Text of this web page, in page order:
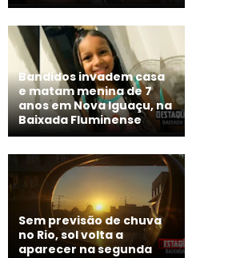
Bandidos invadem casa
e matam menina de 7
anos em Nova Iguaçu, na
Baixada Fluminense
Sem previsão de chuva
no Rio, sol volta a
aparecer na segunda